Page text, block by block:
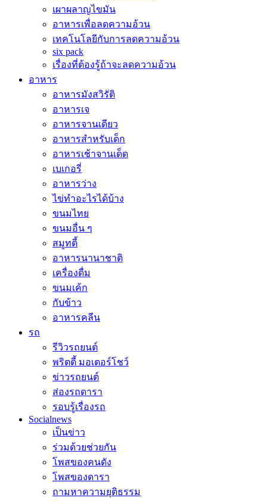
เผาผลาญไขมัน
อาหารเพื่อลดความอ้วน
เทคโนโลยีกับการลดความอ้วน
six pack
เรื่องที่ต้องรู้ถ้าจะลดความอ้วน
อาหาร
อาหารมังสวิรัติ
อาหารเจ
อาหารจานเดียว
อาหารสำหรับเด็ก
อาหารเช้าจานเด็ด
เบเกอรี่
อาหารว่าง
ไข่ทำอะไรได้บ้าง
ขนมไทย
ขนมอื่น ๆ
สมูทตี้
อาหารนานาชาติ
เครื่องดื่ม
ขนมเค้ก
กับข้าว
อาหารคลีน
รถ
รีวิวรถยนต์
พริตตี้ มอเตอร์โชว์
ข่าวรถยนต์
ส่องรถดารา
รอบรู้เรื่องรถ
Socialnews
เป็นข่าว
ร่วมด้วยช่วยกัน
โพสของคนดัง
โพสของดารา
ถามหาความยุติธรรม